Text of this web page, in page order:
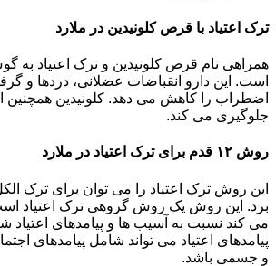
ترک اعتیاد با قرص کلونیدین در ملارد
همراهی نام قرص کلونیدین و ترک اعتیاد به
است. این دارو انقباضات عضلانی، دردها و
اضطراب را کاهش می دهد. کلونیدین
جلوگیری می کند.
روش ۱۲ قدم برای ترک اعتیاد در ملارد
این روش ترک اعتیاد را می توان برای ترک
برد. این روش یک روش گروهی ترک اعتیاد
می کند نسبت به آسیب ها و پیامدهای اعتیاد
پیامدهای اعتیاد می تواند شامل پیامدهای
و جسمی باشد.